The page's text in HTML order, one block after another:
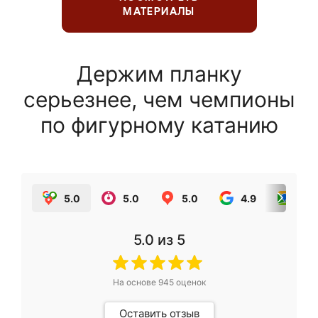
МАТЕРИАЛЫ
Держим планку
серьезнее, чем чемпионы
по фигурному катанию
5.0 5.0 5.0 4.9
5.0 из 5
На основе 945оценок
Оставить отзыв